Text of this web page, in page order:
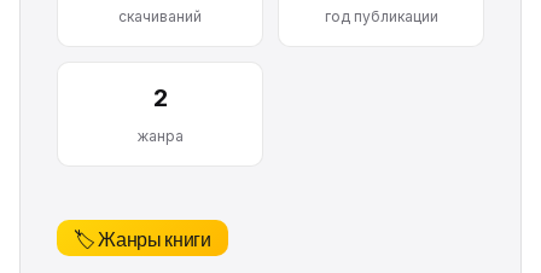
скачиваний год публикации
2
жанра
🏷️ Жанры книги